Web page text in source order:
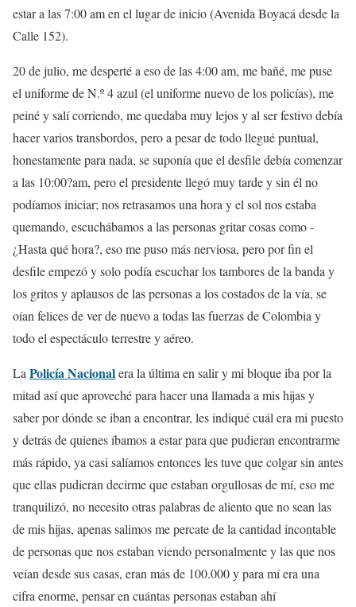
estar a las 7:00 am en el lugar de inicio (Avenida Boyacá desde la
Calle 152).
20 de julio, me desperté a eso de las 4:00 am, me bañé, me puse
el uniforme de N.º 4 azul (el uniforme nuevo de los policías), me
peiné y salí corriendo, me quedaba muy lejos y al ser festivo debía
hacer varios transbordos, pero a pesar de todo llegué puntual,
honestamente para nada, se suponía que el desfile debía comenzar
a las 10:00?am, pero el presidente llegó muy tarde y sin él no
podíamos iniciar; nos retrasamos una hora y el sol nos estaba
quemando, escuchábamos a las personas gritar cosas como -
¿Hasta qué hora?, eso me puso más nerviosa, pero por fin el
desfile empezó y solo podía escuchar los tambores de la banda y
los gritos y aplausos de las personas a los costados de la vía, se
oían felices de ver de nuevo a todas las fuerzas de Colombia y
todo el espectáculo terrestre y aéreo.
La Policía Nacionalera la última en salir y mi bloque iba por la
mitad así que aproveché para hacer una llamada a mis hijas y
saber por dónde se iban a encontrar, les indiqué cuál era mi puesto
y detrás de quienes íbamos a estar para que pudieran encontrarme
más rápido, ya casi salíamos entonces les tuve que colgar sin antes
que ellas pudieran decirme que estaban orgullosas de mí, eso me
tranquilizó, no necesito otras palabras de aliento que no sean las
de mis hijas, apenas salimos me percate de la cantidad incontable
de personas que nos estaban viendo personalmente y las que nos
veían desde sus casas, eran más de 100.000 y para mí era una
cifra enorme, pensar en cuántas personas estaban ahí